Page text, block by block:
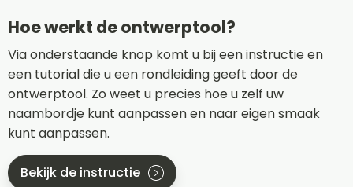
Hoe werkt de ontwerptool?
Via onderstaande knop komt u bij een instructie en
een tutorial die u een rondleiding geeft door de
ontwerptool. Zo weet u precies hoe u zelf uw
naambordje kunt aanpassen en naar eigen smaak
kunt aanpassen.
Bekijk de instructie